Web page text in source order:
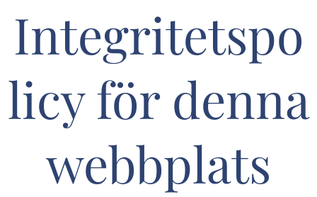
Integritetspo
licy för denna
webbplats